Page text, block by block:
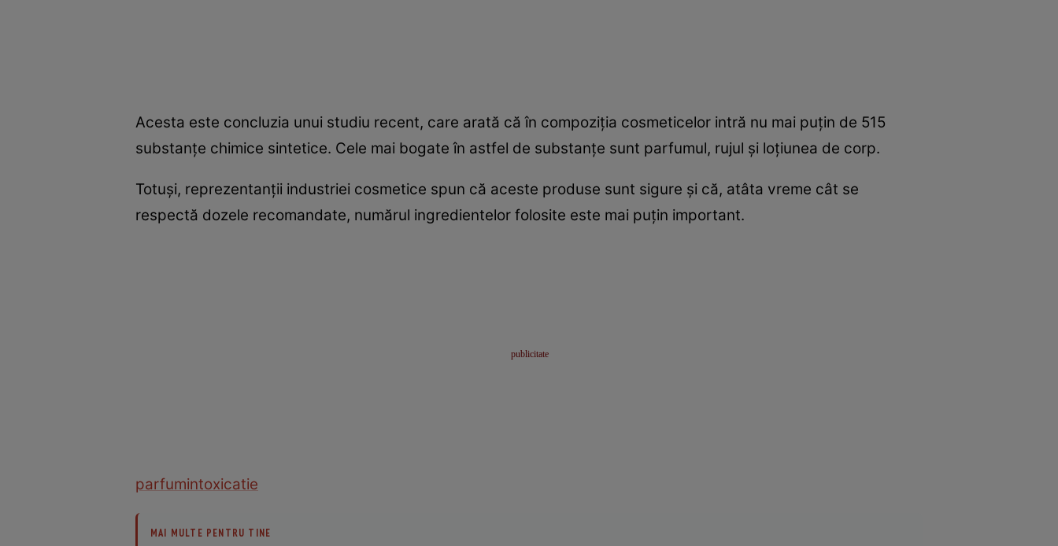
Acesta este concluzia unui studiu recent, care arată că în compoziţia cosmeticelor intră nu mai puţin de 515
substanţe chimice sintetice. Cele mai bogate în astfel de substanţe sunt parfumul, rujul şi loţiunea de corp.
Totuşi, reprezentanţii industriei cosmetice spun că aceste produse sunt sigure şi că, atâta vreme cât se
respectă dozele recomandate, numărul ingredientelor folosite este mai puţin important.
parfumintoxicatie
MAI MULTE PENTRU TINE